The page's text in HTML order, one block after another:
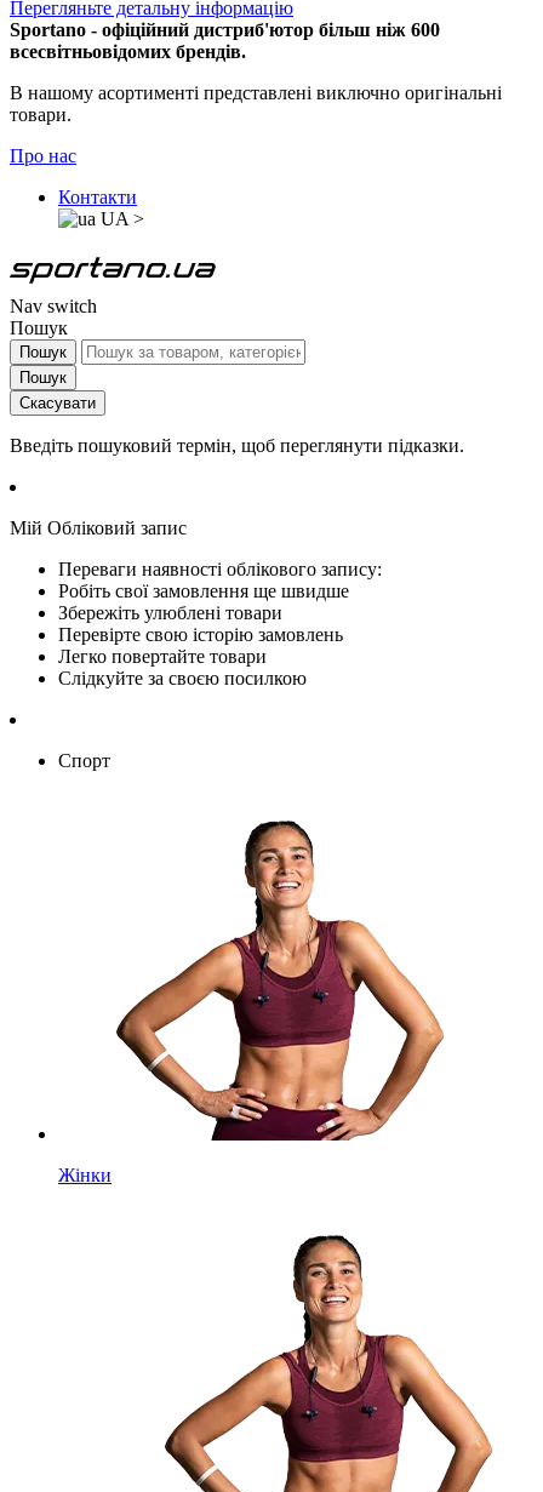
Перегляньте детальну інформацію
Sportano - офіційний дистриб'ютор більш ніж 600
всесвітньовідомих брендів.
В нашому асортименті представлені виключно оригінальні
товари.
Про нас
Контакти
UA >
Nav switch
Пошук
Пошук
Пошук
Скасувати
Введіть пошуковий термін, щоб переглянути підказки.
Мій Обліковий запис
Переваги наявності облікового запису:
Робіть свої замовлення ще швидше
Збережіть улюблені товари
Перевірте свою історію замовлень
Легко повертайте товари
Слідкуйте за своєю посилкою
Спорт
Жінки